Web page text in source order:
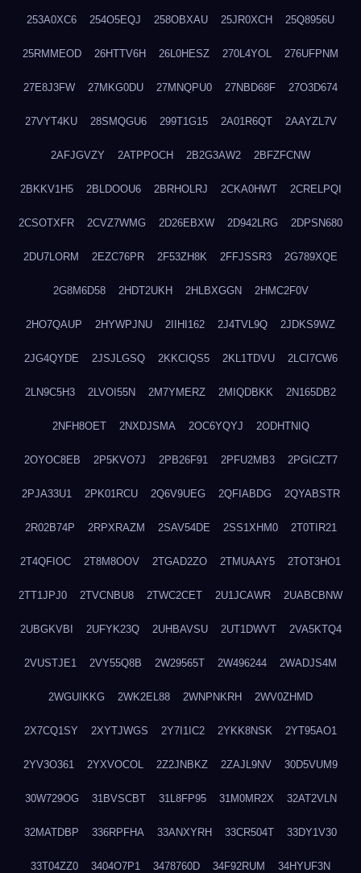
253A0XC6 254O5EQJ 258OBXAU 25JR0XCH 25Q8956U
25RMMEOD 26HTTV6H 26L0HESZ 270L4YOL 276UFPNM
27E8J3FW 27MKG0DU 27MNQPU0 27NBD68F 27O3D674
27VYT4KU 28SMQGU6 299T1G15 2A01R6QT 2AAYZL7V
2AFJGVZY 2ATPPOCH 2B2G3AW2 2BFZFCNW
2BKKV1H5 2BLDOOU6 2BRHOLRJ 2CKA0HWT 2CRELPQI
2CSOTXFR 2CVZ7WMG 2D26EBXW 2D942LRG 2DPSN680
2DU7LORM 2EZC76PR 2F53ZH8K 2FFJSSR3 2G789XQE
2G8M6D58 2HDT2UKH 2HLBXGGN 2HMC2F0V
2HO7QAUP 2HYWPJNU 2IIHI162 2J4TVL9Q 2JDKS9WZ
2JG4QYDE 2JSJLGSQ 2KKCIQS5 2KL1TDVU 2LCI7CW6
2LN9C5H3 2LVOI55N 2M7YMERZ 2MIQDBKK 2N165DB2
2NFH8OET 2NXDJSMA 2OC6YQYJ 2ODHTNIQ
2OYOC8EB 2P5KVO7J 2PB26F91 2PFU2MB3 2PGICZT7
2PJA33U1 2PK01RCU 2Q6V9UEG 2QFIABDG 2QYABSTR
2R02B74P 2RPXRAZM 2SAV54DE 2SS1XHM0 2T0TIR21
2T4QFIOC 2T8M8OOV 2TGAD2ZO 2TMUAAY5 2TOT3HO1
2TT1JPJ0 2TVCNBU8 2TWC2CET 2U1JCAWR 2UABCBNW
2UBGKVBI 2UFYK23Q 2UHBAVSU 2UT1DWVT 2VA5KTQ4
2VUSTJE1 2VY55Q8B 2W29565T 2W496244 2WADJS4M
2WGUIKKG 2WK2EL88 2WNPNKRH 2WV0ZHMD
2X7CQ1SY 2XYTJWGS 2Y7I1IC2 2YKK8NSK 2YT95AO1
2YV3O361 2YXVOCOL 2Z2JNBKZ 2ZAJL9NV 30D5VUM9
30W729OG 31BVSCBT 31L8FP95 31M0MR2X 32AT2VLN
32MATDBP 336RPFHA 33ANXYRH 33CR504T 33DY1V30
33T04ZZ0 3404O7P1 3478760D 34F92RUM 34HYUF3N